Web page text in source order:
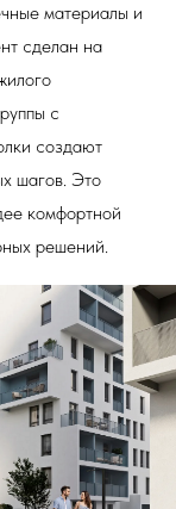
материалы и
сделан на
с
создают
шагов. Это
комфортной
решений.